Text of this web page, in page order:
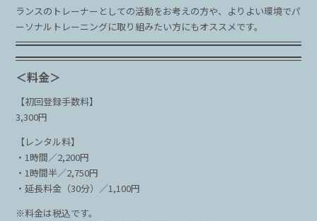
ランスのトレーナーとしての活動をお考えの方や、よりよい環境でパ
ーソナルトレーニングに取り組みたい方にもオススメです。
＜料金＞
【初回登録手数料】
3,300円
【レンタル料】
・1時間／2,200円
・1時間半／2,750円
・延長料金（30分）／1,100円
※料金は税込です。